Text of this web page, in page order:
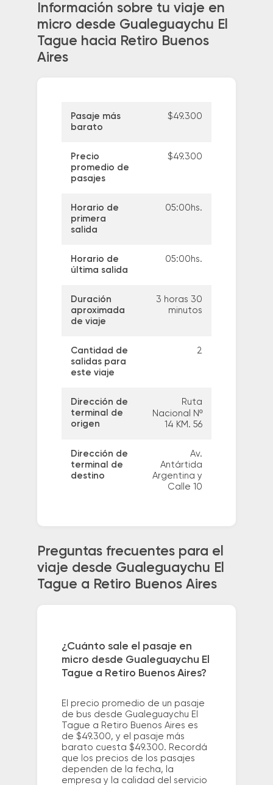
Información sobre tu viaje en
micro desde Gualeguaychu El
Tague hacia Retiro Buenos
Aires
Pasaje más
barato
$49.300
Precio
promedio de
pasajes
$49.300
Horario de
primera
salida
05:00hs.
Horario de
última salida
05:00hs.
Duración
aproximada
de viaje
3 horas 30
minutos
Cantidad de
salidas para
este viaje
2
Dirección de
terminal de
origen
Ruta
Nacional Nº
14 KM. 56
Dirección de
terminal de
destino
Av.
Antártida
Argentina y
Calle 10
Preguntas frecuentes para el
viaje desde Gualeguaychu El
Tague a Retiro Buenos Aires
¿Cuánto sale el pasaje en
micro desde Gualeguaychu El
Tague a Retiro Buenos Aires?
El precio promedio de un pasaje
de bus desde Gualeguaychu El
Tague a Retiro Buenos Aires es
de $49.300, y el pasaje más
barato cuesta $49.300. Recordá
que los precios de los pasajes
dependen de la fecha, la
empresa y la calidad del servicio